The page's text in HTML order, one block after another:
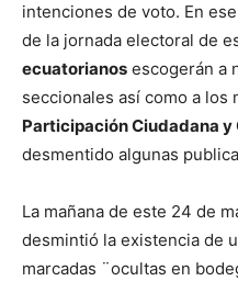
intenciones de voto. En
de la jornada electoral de
ecuatorianos escogerán a
seccionales así como a los
Participación Ciudadana y
desmentido algunas
La mañana de este 24 de
desmintió la existencia de
marcadas ¨ocultas en